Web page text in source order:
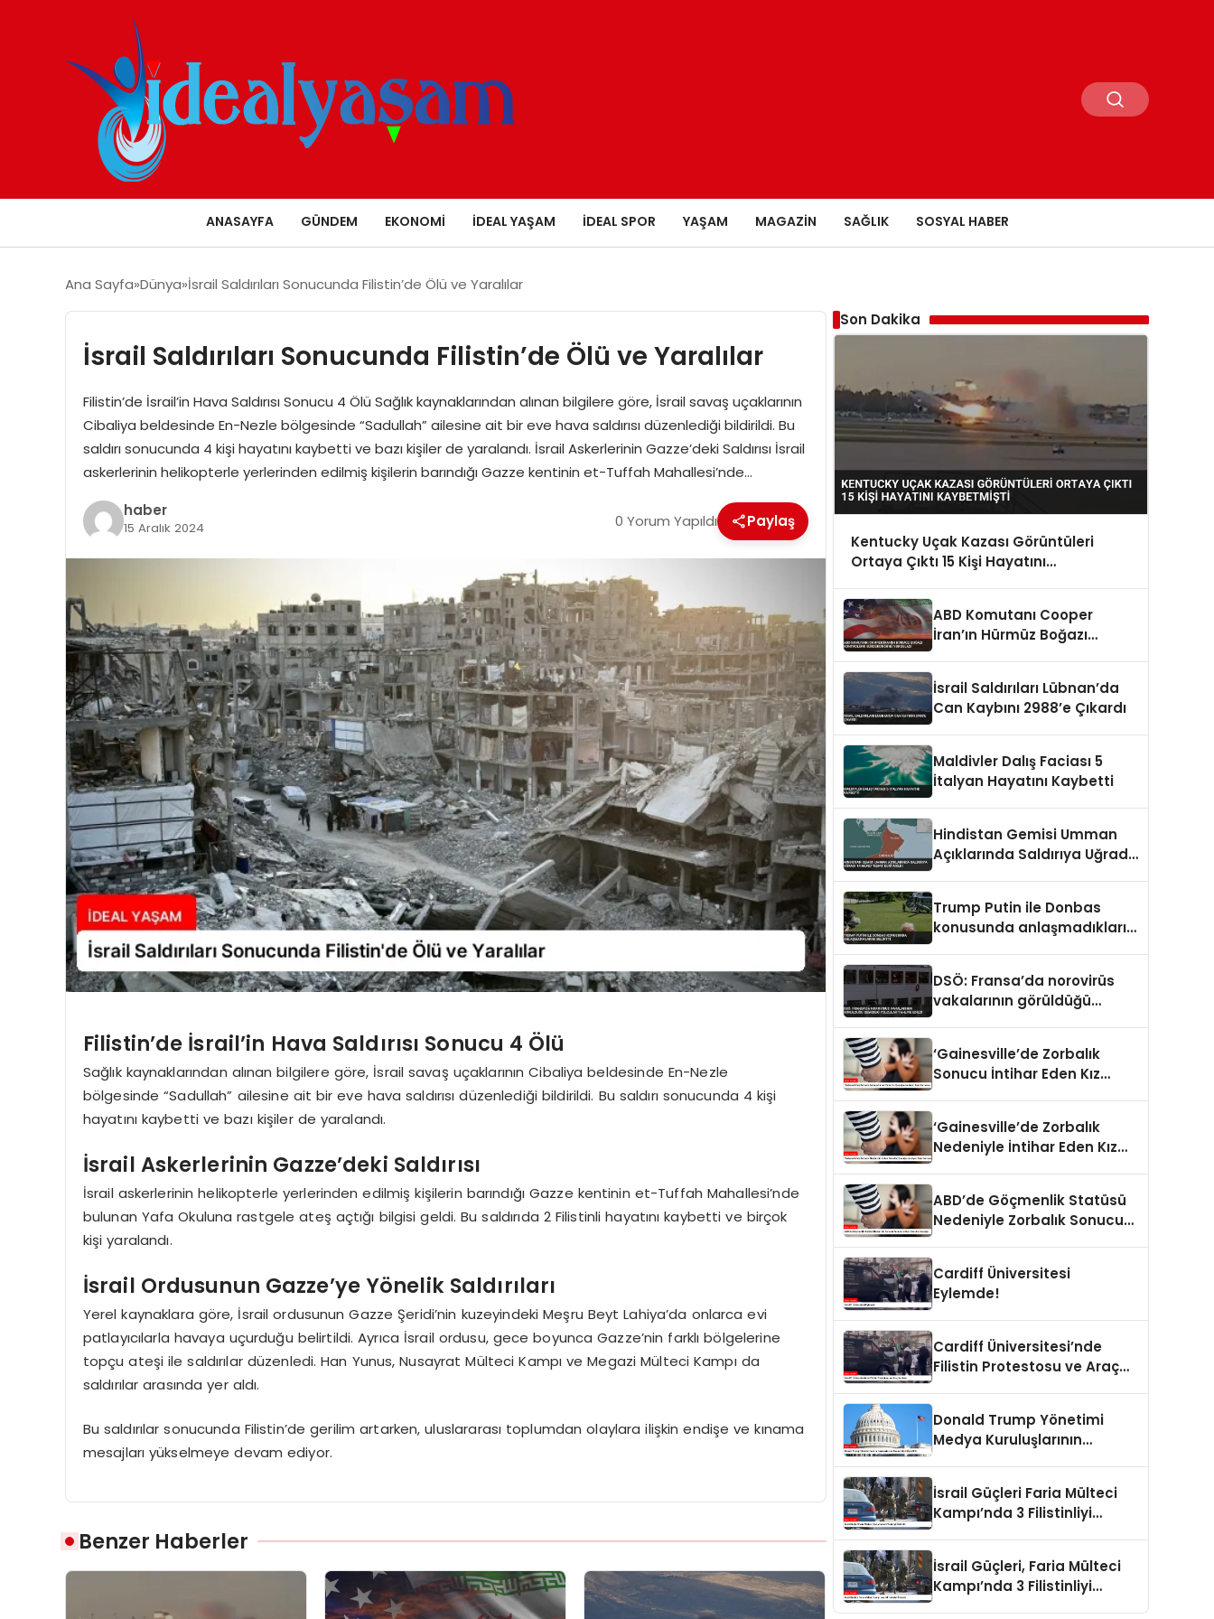
ANASAYFA GÜNDEM EKONOMI İDEAL YAŞAM İDEAL SPOR YAŞAM MAGAZIN SAĞLIK SOSYAL HABER
Ana Sayfa Dünya İsrail Saldırıları Sonucunda Filistin’de Ölü ve Yaralılar
İsrail Saldırıları Sonucunda Filistin’de Ölü ve Yaralılar
Filistin’de İsrail’in Hava Saldırısı Sonucu 4 Ölü Sağlık kaynaklarından alınan bilgilere göre, İsrail savaş uçaklarının
Cibaliya beldesinde En-Nezle bölgesinde “Sadullah” ailesine ait bir eve hava saldırısı düzenlediği bildirildi. Bu
saldırı sonucunda 4 kişi hayatını kaybetti ve bazı kişiler de yaralandı. İsrail Askerlerinin Gazze’deki Saldırısı İsrail
askerlerinin helikopterle yerlerinden edilmiş kişilerin barındığı Gazze kentinin et-Tuffah Mahallesi’nde…
haber
15 Aralık 2024 0 Yorum Yapıldı Paylaş
Filistin’de İsrail’in Hava Saldırısı Sonucu 4 Ölü
Sağlık kaynaklarından alınan bilgilere göre, İsrail savaş uçaklarının Cibaliya beldesinde En-Nezle
bölgesinde “Sadullah” ailesine ait bir eve hava saldırısı düzenlediği bildirildi. Bu saldırı sonucunda 4 kişi
hayatını kaybetti ve bazı kişiler de yaralandı.
İsrail Askerlerinin Gazze’deki Saldırısı
İsrail askerlerinin helikopterle yerlerinden edilmiş kişilerin barındığı Gazze kentinin et-Tuffah Mahallesi’nde
bulunan Yafa Okuluna rastgele ateş açtığı bilgisi geldi. Bu saldırıda 2 Filistinli hayatını kaybetti ve birçok
kişi yaralandı.
İsrail Ordusunun Gazze’ye Yönelik Saldırıları
Yerel kaynaklara göre, İsrail ordusunun Gazze Şeridi’nin kuzeyindeki Meşru Beyt Lahiya’da onlarca evi
patlayıcılarla havaya uçurduğu belirtildi. Ayrıca İsrail ordusu, gece boyunca Gazze’nin farklı bölgelerine
topçu ateşi ile saldırılar düzenledi. Han Yunus, Nusayrat Mülteci Kampı ve Megazi Mülteci Kampı da
saldırılar arasında yer aldı.
Bu saldırılar sonucunda Filistin’de gerilim artarken, uluslararası toplumdan olaylara ilişkin endişe ve kınama
mesajları yükselmeye devam ediyor.
Benzer Haberler
Son Dakika
Kentucky Uçak Kazası Görüntüleri
Ortaya Çıktı 15 Kişi Hayatını
ABD Komutanı Cooper
İran’ın Hürmüz Boğazı
İsrail Saldırıları Lübnan’da
Can Kaybını 2988’e Çıkardı
Maldivler Dalış Faciası 5
İtalyan Hayatını Kaybetti
Hindistan Gemisi Umman
Açıklarında Saldırıya Uğradı
Trump Putin ile Donbas
konusunda anlaşmadıklarını
DSÖ: Fransa’da norovirüs
vakalarının görüldüğü
‘Gainesville’de Zorbalık
Sonucu İntihar Eden Kız
‘Gainesville’de Zorbalık
Nedeniyle İntihar Eden Kız
ABD’de Göçmenlik Statüsü
Nedeniyle Zorbalık Sonucu
Cardiff Üniversitesi
Eylemde!
Cardiff Üniversitesi’nde
Filistin Protestosu ve Araç
Donald Trump Yönetimi
Medya Kuruluşlarının
İsrail Güçleri Faria Mülteci
Kampı’nda 3 Filistinliyi
İsrail Güçleri, Faria Mülteci
Kampı’nda 3 Filistinliyi